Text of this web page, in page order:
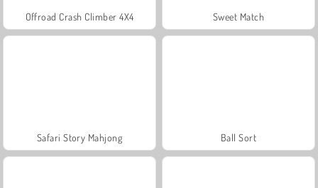
Offroad Crash Climber 4X4 Sweet Match
Safari Story Mahjong Ball Sort